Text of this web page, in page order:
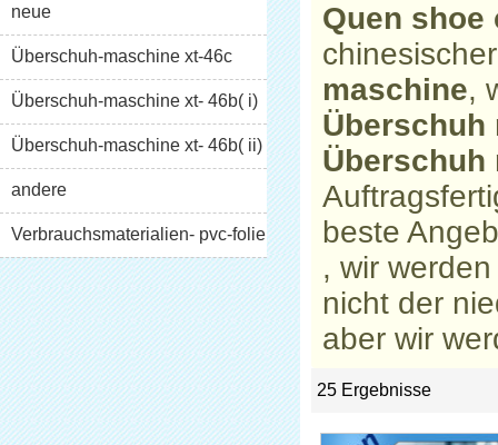
neue
Überschuh-maschine xt-46c
Überschuh-maschine xt- 46b( i)
Überschuh-maschine xt- 46b( ii)
andere
Verbrauchsmaterialien- pvc-folie
Quen
maschine,
Überschuh
Überschuh
beste
, wir
nicht der
aber wir
25 Ergebnisse